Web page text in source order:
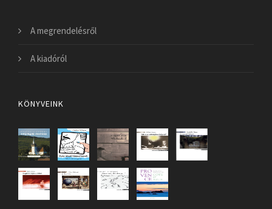
A megrendelésről
A kiadóról
KÖNYVEINK